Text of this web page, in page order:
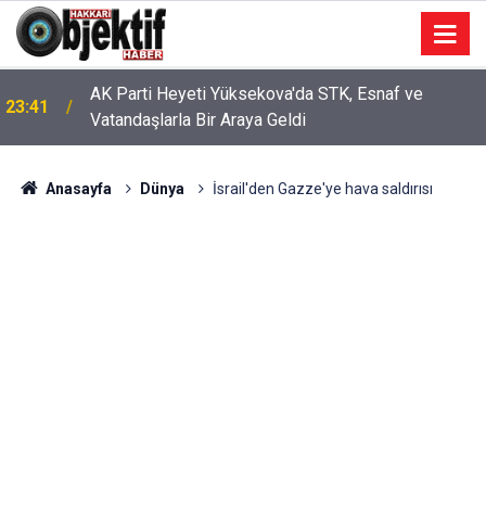
23:41
AK Parti Heyeti Yüksekova'da STK, Esnaf ve
Vatandaşlarla Bir Araya Geldi
Anasayfa Dünya İsrail'den Gazze'ye hava saldırısı